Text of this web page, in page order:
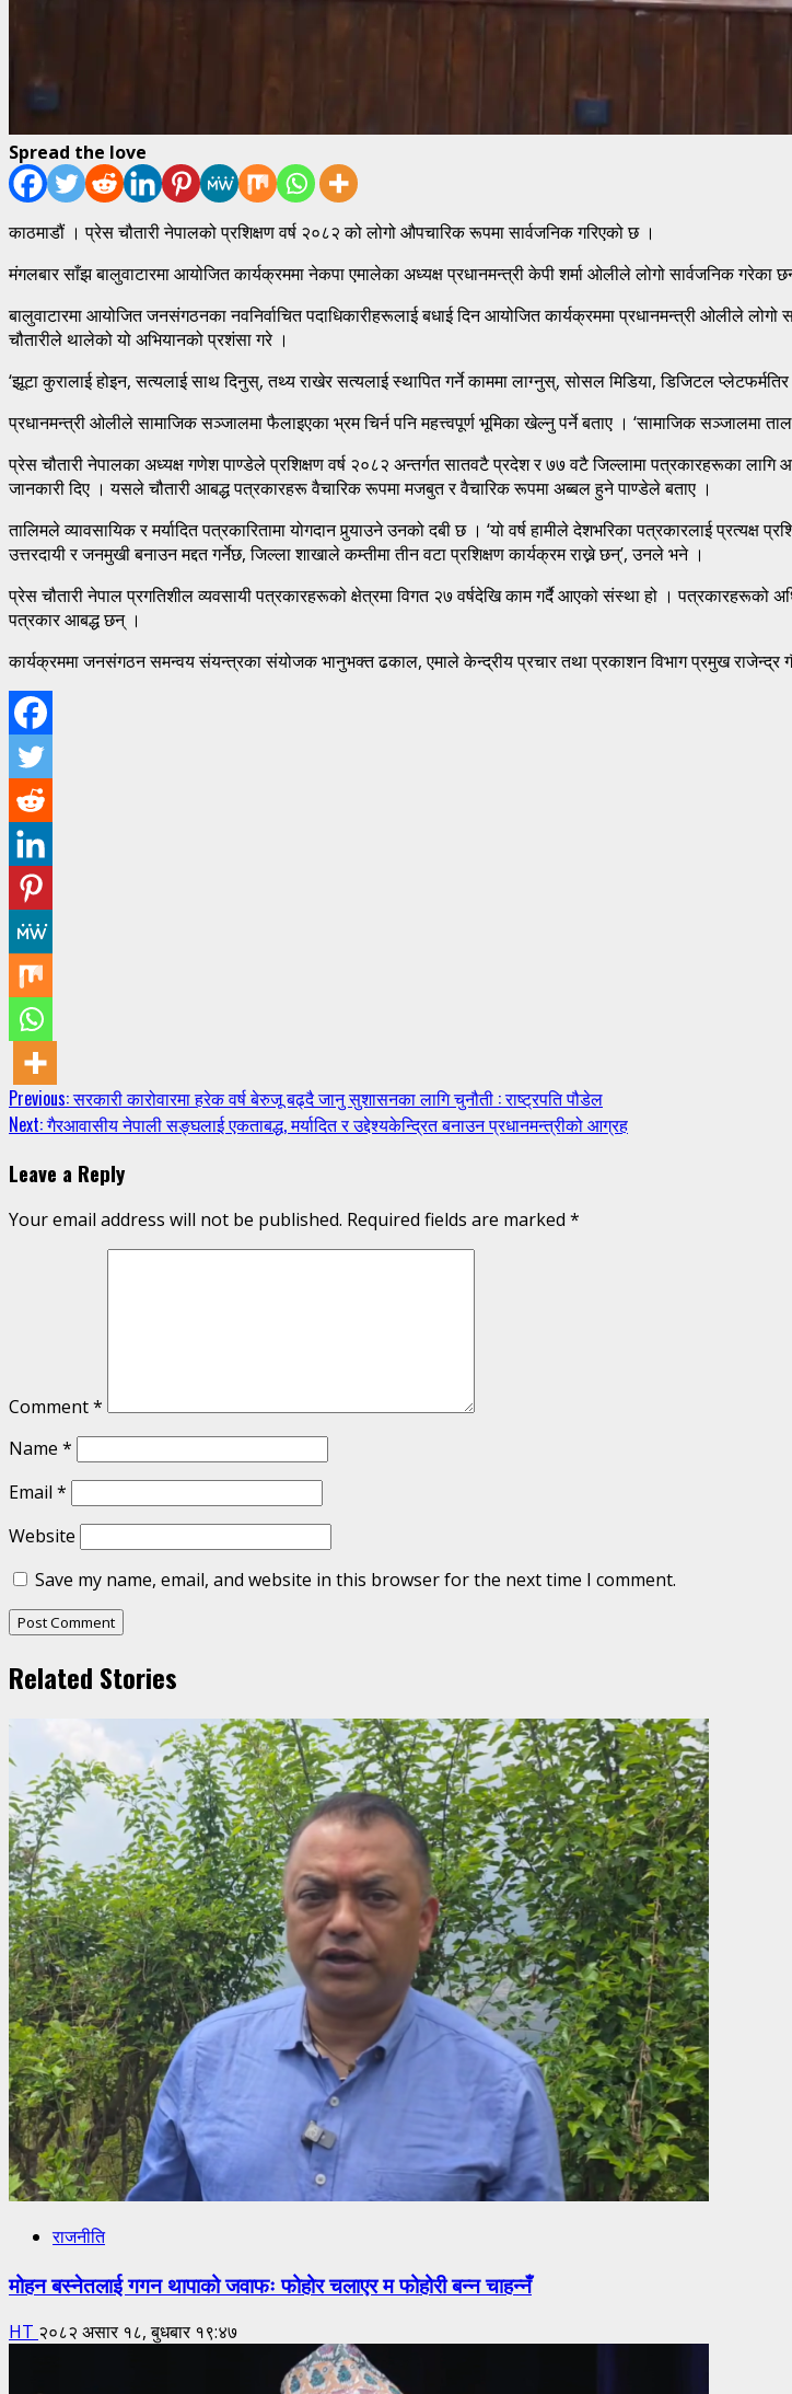
Spread the love
काठमाडौं । प्रेस चौतारी नेपालको प्रशिक्षण वर्ष २०८२ को लोगो औपचारिक रूपमा सार्वजनिक गरिएको छ ।
मंगलबार साँझ बालुवाटारमा आयोजित कार्यक्रममा नेकपा एमालेका अध्यक्ष प्रधानमन्त्री केपी शर्मा ओलीले लोगो सार्वजनिक
बालुवाटारमा आयोजित जनसंगठनका नवनिर्वाचित पदाधिकारीहरूलाई बधाई दिन आयोजित कार्यक्रममा प्रधानमन्त्री ओलीले
चौतारीले थालेको यो अभियानको प्रशंसा गरे ।
‘झूटा कुरालाई होइन, सत्यलाई साथ दिनुस्, तथ्य राखेर सत्यलाई स्थापित गर्ने काममा लाग्नुस्, सोसल मिडिया, डिजिटल
प्रधानमन्त्री ओलीले सामाजिक सञ्जालमा फैलाइएका भ्रम चिर्न पनि महत्त्वपूर्ण भूमिका खेल्नु पर्ने बताए । ‘सामाजिक सञ्जालमा
प्रेस चौतारी नेपालका अध्यक्ष गणेश पाण्डेले प्रशिक्षण वर्ष २०८२ अन्तर्गत सातवटै प्रदेश र ७७ वटै जिल्लामा पत्रकारहरूका
जानकारी दिए । यसले चौतारी आबद्ध पत्रकारहरू वैचारिक रूपमा मजबुत र वैचारिक रूपमा अब्बल हुने पाण्डेले बताए ।
तालिमले व्यावसायिक र मर्यादित पत्रकारितामा योगदान पुर्‍याउने उनको दबी छ । ‘यो वर्ष हामीले देशभरिका पत्रकारलाई प्रत्यक्ष
उत्तरदायी र जनमुखी बनाउन मद्दत गर्नेछ, जिल्ला शाखाले कम्तीमा तीन वटा प्रशिक्षण कार्यक्रम राख्ने छन्’, उनले भने ।
प्रेस चौतारी नेपाल प्रगतिशील व्यवसायी पत्रकारहरूको क्षेत्रमा विगत २७ वर्षदेखि काम गर्दै आएको संस्था हो ।
पत्रकार आबद्ध छन् ।
कार्यक्रममा जनसंगठन समन्वय संयन्त्रका संयोजक भानुभक्त ढकाल, एमाले केन्द्रीय प्रचार तथा प्रकाशन विभाग प्रमुख राजेन्द्र
Continue
Reading
Previous:सरकारी कारोवारमा हरेक वर्ष बेरुजू बढ्दै जानु सुशासनका लागि चुनौती : राष्ट्रपति पौडेल
Next:गैरआवासीय नेपाली सङ्घलाई एकताबद्ध, मर्यादित र उद्देश्यकेन्द्रित बनाउन प्रधानमन्त्रीको आग्रह
Leave a Reply
Your email address will not be published. Required fields are marked *
Comment*
Name *
Email *
Website
Save my name, email, and website in this browser for the next time I comment.
Related Stories
राजनीति
मोहन बस्नेतलाई गगन थापाको जवाफः फोहोर चलाएर म फोहोरी बन्न चाहन्नँ
HT २०८२ असार १८, बुधबार १९:४७